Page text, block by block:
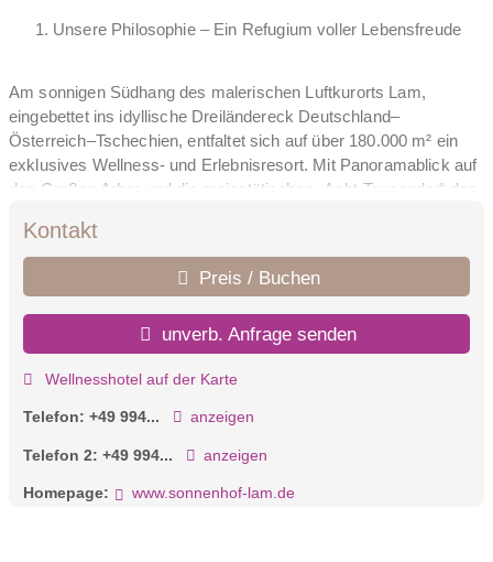
Unsere Philosophie – Ein Refugium voller Lebensfreude
Am sonnigen Südhang des malerischen Luftkurorts Lam,
eingebettet ins idyllische Dreiländereck Deutschland–
Österreich–Tschechien, entfaltet sich auf über 180.000 m² ein
exklusives Wellness- und Erlebnisresort. Mit Panoramablick auf
den Großen Arber und die majestätischen „Acht-Tausender“ des
Weite, Ruhe und authentische Gastlichkeit.
Ob eine romantische Auszeit zu zweit, aktive Sporttage oder ein
unvergesslicher Familienurlaub – hier findet jeder Gast sein
persönliches Glück.
Vielseitig – so wie Sie.
Highlights wie unsere Trainingscamps mit Olympiasiegern &
Weltmeistern, unsere Genusswoche mit kulinarischen
Höhepunkten, stilvolle Eventnächte sowie ein umfangreiches
Familienangebot machen den Sonnenhof zu einem
Erlebnisresort, das inspiriert und begeistert. Exklusive Specials
das Angebot ab.
Kontakt
Preis / Buchen
unverb. Anfrage senden
Wellnesshotel auf der Karte
Telefon: +49 994... anzeigen
Telefon 2: +49 994... anzeigen
Homepage: www.sonnenhof-lam.de